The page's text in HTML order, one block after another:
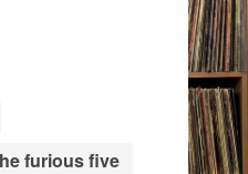
furious five